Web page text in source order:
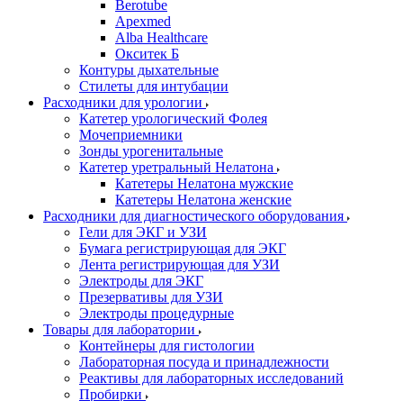
Berotube
Apexmed
Alba Healthcare
Окситек Б
Контуры дыхательные
Стилеты для интубации
Расходники для урологии
Катетер урологический Фолея
Мочеприемники
Зонды урогенитальные
Катетер уретральный Нелатона
Катетеры Нелатона мужские
Катетеры Нелатона женские
Расходники для диагностического оборудования
Гели для ЭКГ и УЗИ
Бумага регистрирующая для ЭКГ
Лента регистрирующая для УЗИ
Электроды для ЭКГ
Презервативы для УЗИ
Электроды процедурные
Товары для лаборатории
Контейнеры для гистологии
Лабораторная посуда и принадлежности
Реактивы для лабораторных исследований
Пробирки